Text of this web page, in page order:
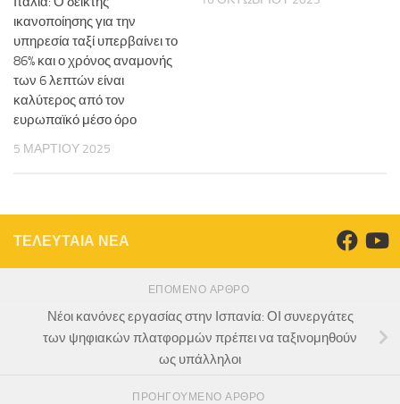
ικανοποίησης για την
υπηρεσία ταξί υπερβαίνει το
86% και ο χρόνος αναμονής
των 6 λεπτών είναι
καλύτερος από τον
ευρωπαϊκό μέσο όρο
5 ΜΑΡΤΊΟΥ 2025
ΤΕΛΕΥΤΑΙΑ ΝΕΑ
ΕΠΌΜΕΝΟ ΆΡΘΡΟ
Νέοι κανόνες εργασίας στην Ισπανία: ΟΙ συνεργάτες
των ψηφιακών πλατφορμών πρέπει να ταξινομηθούν
ως υπάλληλοι
ΠΡΟΗΓΟΎΜΕΝΟ ΆΡΘΡΟ